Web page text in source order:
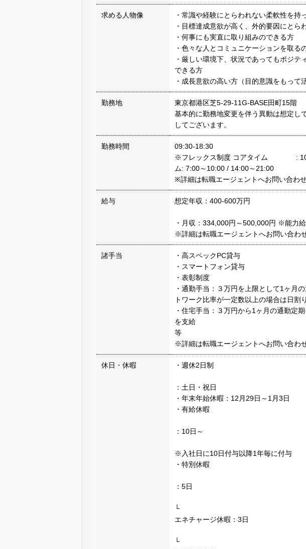
求める人物像
・常識や経験にとらわれない柔軟性を持
・目標達成意欲が高く、外的要因にとら
・何事にも実直に取り組みのできる方
・色々な人とコミュニケーションを取る
・厳しい環境下、状況であってもポジ
できる方
・成長意欲の高い方（目的意識をもって
勤務地
東京都港区芝5-29-11G-BASE田町15階
基本的に勤務地変更を伴う異動は想定し
してございます。
勤務時間
09:30-18:30
※フレックス制度 コアタイム :
ム: 7:00～10:00 / 14:00～21:00
※詳細は転職エージェントへお問い合わせ
給与 想定年収：400-600万円
・月収：334,000円～500,000円 ※能力
※詳細は転職エージェントへお問い合わ
諸手当
・高スペックPC貸与
・スマートフォン貸与
・表彰制度
・通勤手当：３万円を上限として1ヶ月
トワーク比率が一定数以上の場合は日割
・住宅手当：３万円から1ヶ月の通勤定
を支給
等
※詳細は転職エージェントへお問い合わ
休日・休暇 ・週休2日制
：土日・祝日
・年末年始休暇：12月29日～1月3日
・有給休暇
：10日～
※入社日に10日付与以降1年毎に付与
・特別休暇
：5日
└
エネチャージ休暇：3日
└